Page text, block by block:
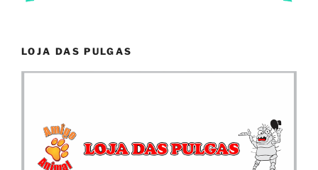
LOJA DAS PULGAS